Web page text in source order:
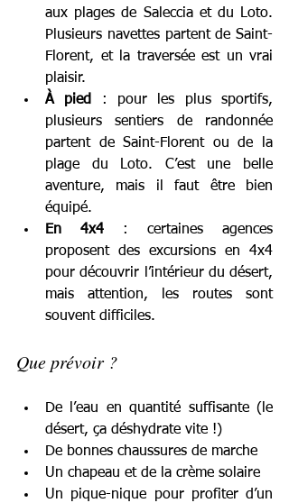
aux plages de Saleccia et du Loto.
Plusieurs navettes partent de Saint-
Florent, et la traversée est un vrai
plaisir.
À pied
: pour les plus sportifs,
plusieurs sentiers de randonnée
partent de Saint-Florent ou de la
plage du Loto. C’est une belle
aventure, mais il faut être bien
équipé.
En 4x4 : certaines agences
proposent des excursions en 4x4
pour découvrir l’intérieur du désert,
mais attention, les routes sont
souvent difficiles.
Que prévoir ?
De l’eau en quantité suffisante (le
désert, ça déshydrate vite !)
De bonnes chaussures de marche
Un chapeau et de la crème solaire
Un pique-nique pour profiter d’un